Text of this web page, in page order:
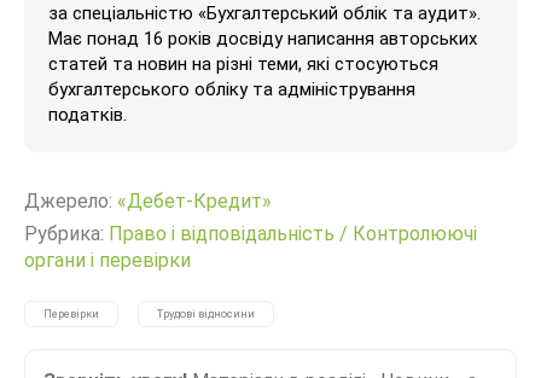
за спеціальністю «Бухгалтерський облік та аудит».
Має понад 16 років досвіду написання авторських
статей та новин на різні теми, які стосуються
бухгалтерського обліку та адміністрування
податків.
Джерело: «Дебет-Кредит»
Рубрика: Право і відповідальність / Контролюючі
органи і перевірки
Перевірки Трудові відносини